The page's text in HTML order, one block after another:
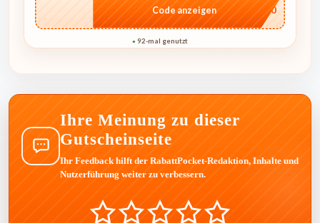
…ME20
Code anzeigen
● 92-mal genutzt
Ihre Meinung zu dieser
Gutscheinseite
Ihr Feedback hilft der RabattPocket-Redaktion, Inhalte und
Nutzerführung weiter zu verbessern.